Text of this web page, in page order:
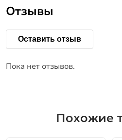
Отзывы
Оставить отзыв
Пока нет отзывов.
Похожие